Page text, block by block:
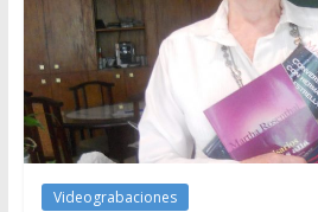
Videograbaciones